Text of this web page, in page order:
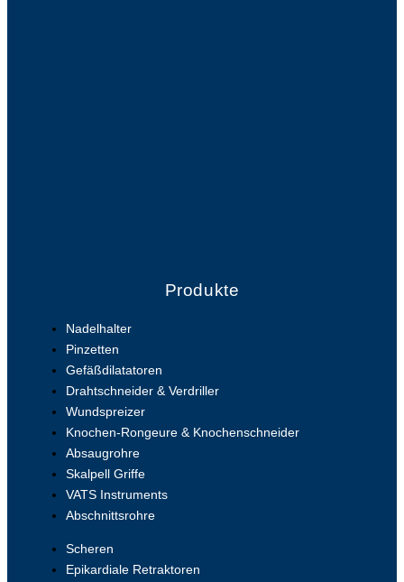
Produkte
Nadelhalter
Pinzetten
Gefäßdilatatoren
Drahtschneider & Verdriller
Wundspreizer
Knochen-Rongeure & Knochenschneider
Absaugrohre
Skalpell Griffe
VATS Instruments
Abschnittsrohre
Scheren
Epikardiale Retraktoren